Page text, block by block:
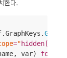
한다.
="hidden[123]
var) for